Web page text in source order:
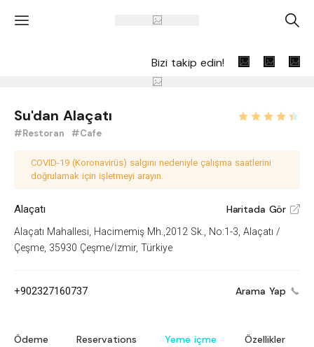
' A
Bizi takip edin!
Su'dan Alaçatı
#Restoran #Cafe
COVID-19 (Koronavirüs) salgını nedeniyle çalışma saatlerini
doğrulamak için işletmeyi arayın.
Alaçatı Haritada Gör V
Alaçatı Mahallesi, Hacimemiş Mh.,2012 Sk., No:1-3, Alaçatı /
Çeşme, 35930 Çeşme/İzmir, Türkiye
+902327160737 Arama Yap
Ödeme Reservations Yeme içme Özellikler